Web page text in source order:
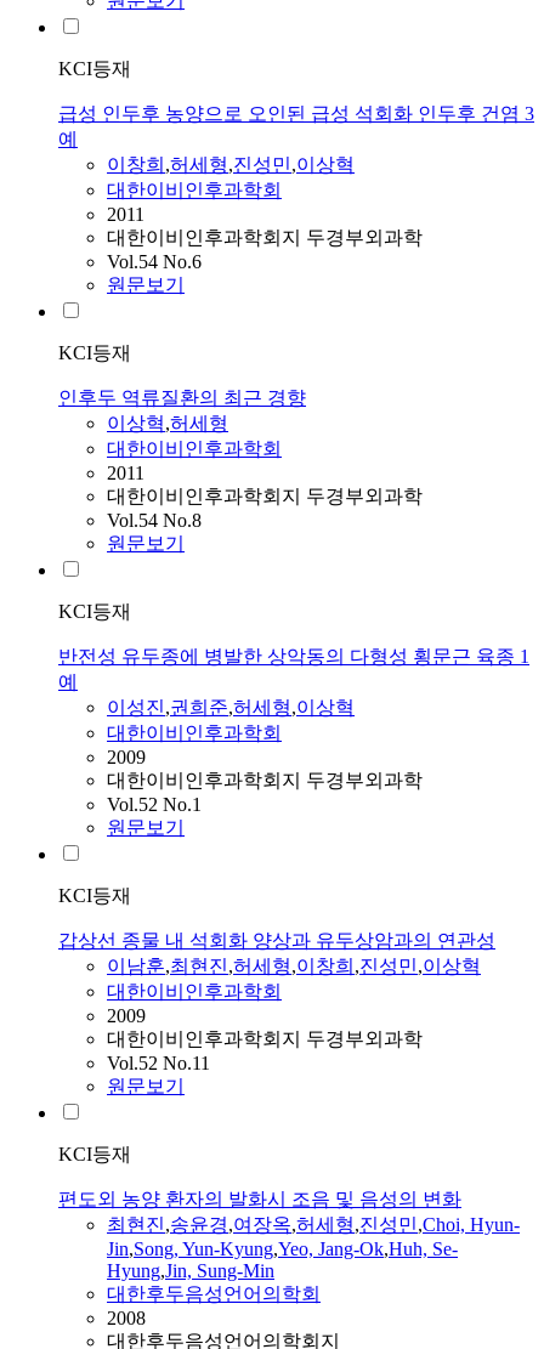
KCI등재
급성 인두후 농양으로 오인된 급성 석회화 인두후 건염 3
예
이창희 ,허세형,진성민,이상혁
대한이비인후과학회
2011
대한이비인후과학회지 두경부외과학
Vol.54 No.6
원문보기
KCI등재
인후두 역류질환의 최근 경향
이상혁,허세형
대한이비인후과학회
2011
대한이비인후과학회지 두경부외과학
Vol.54 No.8
원문보기
KCI등재
반전성 유두종에 병발한 상악동의 다형성 횡문근 육종 1
예
이성진,권희준,허세형,이상혁
대한이비인후과학회
2009
대한이비인후과학회지 두경부외과학
Vol.52 No.1
원문보기
KCI등재
갑상선 종물 내 석회화 양상과 유두상암과의 연관성
이남훈,최현진,허세형,이창희 ,진성민,이상혁
대한이비인후과학회
2009
대한이비인후과학회지 두경부외과학
Vol.52 No.11
원문보기
KCI등재
편도외 농양 환자의 발화시 조음 및 음성의 변화
최현진,송윤경,여장옥,허세형,진성민,Choi, Hyun-
Jin,Song, Yun-Kyung,Yeo, Jang-Ok,Huh, Se-
Hyung,Jin, Sung-Min
대한후두음성언어의학회
2008
대한후두음성언어의학회지